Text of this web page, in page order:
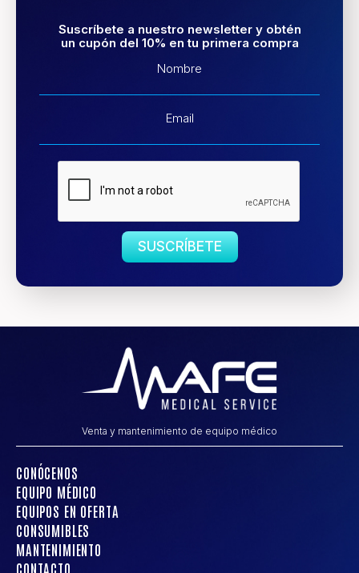
Suscríbete a nuestro newsletter y obtén
un cupón del 10% en tu primera compra
Nombre
Email
SUSCRÍBETE
Venta y mantenimiento de equipo médico
CONÓCENOS
EQUIPO MÉDICO
EQUIPOS EN OFERTA
CONSUMIBLES
MANTENIMIENTO
CONTACTO